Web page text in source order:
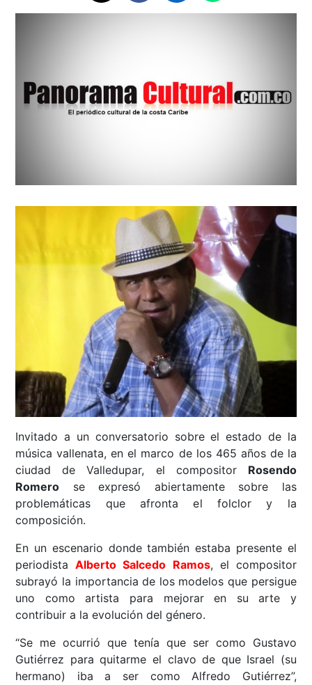
Invitado a un conversatorio sobre el estado de la
música vallenata, en el marco de los 465 años de la
ciudad de Valledupar, el compositor Rosendo
Romero se expresó abiertamente sobre las
problemáticas que afronta el folclor y la
composición.
En un escenario donde también estaba presente el
periodistaAlberto Salcedo Ramos, el compositor
subrayó la importancia de los modelos que persigue
uno como artista para mejorar en su arte y
contribuir a la evolución del género.
“Se me ocurrió que tenía que ser como Gustavo
Gutiérrez para quitarme el clavo de que Israel (su
hermano) iba a ser como Alfredo Gutiérrez”,